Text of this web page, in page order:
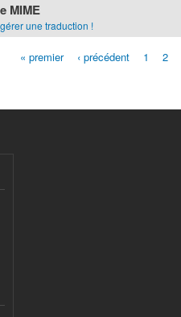
MIME
une traduction !
« premier ‹ précédent 1 2